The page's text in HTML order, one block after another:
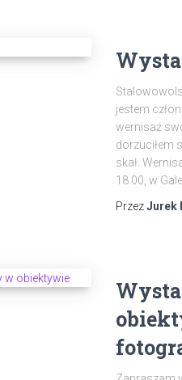
jestem
wernisaż
dorzuciłem
skał.
18.00, w
PrzezJurek